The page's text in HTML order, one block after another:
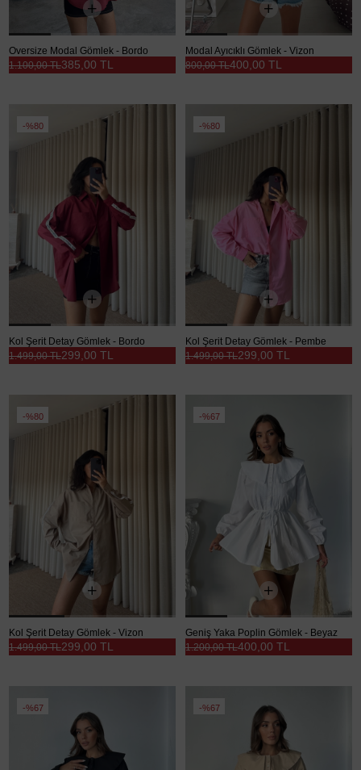
Oversize Modal Gömlek - Bordo
385,00 TL
1.100,00 TL
Modal Ayıcıklı Gömlek - Vizon
400,00 TL
800,00 TL
%80
Kol Şerit Detay Gömlek - Bordo
299,00 TL
1.499,00 TL
%80
Kol Şerit Detay Gömlek - Pembe
299,00 TL
1.499,00 TL
%80
Kol Şerit Detay Gömlek - Vizon
299,00 TL
1.499,00 TL
%67
Geniş Yaka Poplin Gömlek - Beyaz
400,00 TL
1.200,00 TL
%67 %67